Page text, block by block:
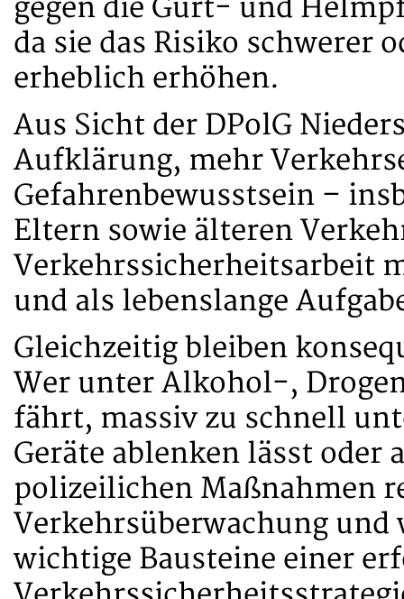
gegen die Gurt- und
da sie das Risiko schwerer
erheblich erhöhen.
Aus Sicht der DPolG
Aufklärung, mehr
Gefahrenbewusstsein –
Eltern sowie älteren
Verkehrssicherheitsarbeit
und als lebenslange
Gleichzeitig bleiben
Wer unter Alkohol-,
fährt, massiv zu schnell
Geräte ablenken lässt oder
polizeilichen Maßnahmen
Verkehrsüberwachung und
wichtige Bausteine einer